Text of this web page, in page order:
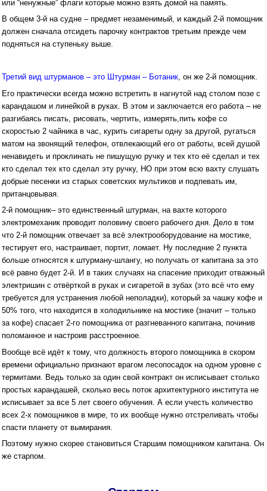
или “ненужные” флаги которые можно взять домой на память.
В общем 3-й на судне – предмет незаменимый, и каждый 2-й помощник
должен сначала отсидеть парочку контрактов третьим прежде чем
подняться на ступеньку выше.
Третий вид штурманов – это Штурман – Ботаник, он же 2-й помощник.
Его практически всегда можно встретить в нагнутой над столом позе с
карандашом и линейкой в руках. В этом и заключается его работа – не
разгибаясь писать, рисовать, чертить, измерять,пить кофе со
скоростью 2 чайника в час, курить сигареты одну за другой, ругаться
матом на звонящий телефон, отвлекающий его от работы, всей душой
ненавидеть и проклинать не пишущую ручку и тех кто её сделал и тех
кто сделал тех кто сделал эту ручку, НО при этом всю вахту слушать
добрые песенки из старых советских мультиков и подпевать им,
пританцовывая.
2-й помощник– это единственный штурман, на вахте которого
электромеханик проводит половину своего рабочего дня. Дело в том
что 2-й помощник отвечает за всё электрооборудование на мостике,
тестирует его, настраивает, портит, ломает. Ну последние 2 пункта
больше относятся к штурману-шлангу, но получать от капитана за это
всё равно будет 2-й. И в таких случаях на спасение приходит отважный
электришин с отвёрткой в руках и сигаретой в зубах (это всё что ему
требуется для устранения любой неполадки), который за чашку кофе и
50% того, что находится в холодильнике на мостике (значит – только
за кофе) спасает 2-го помощника от разгневанного капитана, починив
поломанное и настроив расстроенное.
Вообще всё идёт к тому, что должность второго помощника в скором
времени официально признают врагом лесопосадок на одном уровне с
термитами. Ведь только за один свой контракт он исписывает столько
простых карандашей, сколько весь поток архитектурного института не
исписывает за все 5 лет своего обучения. А если учесть количество
всех 2-х помощников в мире, то их вообще нужно отстреливать чтобы
спасти планету от вымирания.
Поэтому нужно скорее становиться Старшим помощником капитана. Он
же старпом.